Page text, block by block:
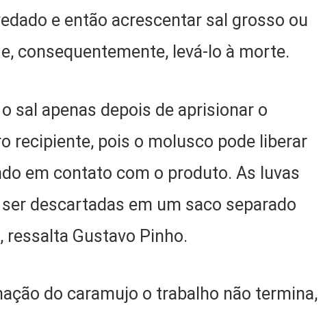
e então acrescentar sal grosso ou
consequentemente, levá-lo à morte.
sal apenas depois de aprisionar o
recipiente, pois o molusco pode liberar
em contato com o produto. As luvas
descartadas em um saco separado
ressalta Gustavo Pinho.
do caramujo o trabalho não termina,